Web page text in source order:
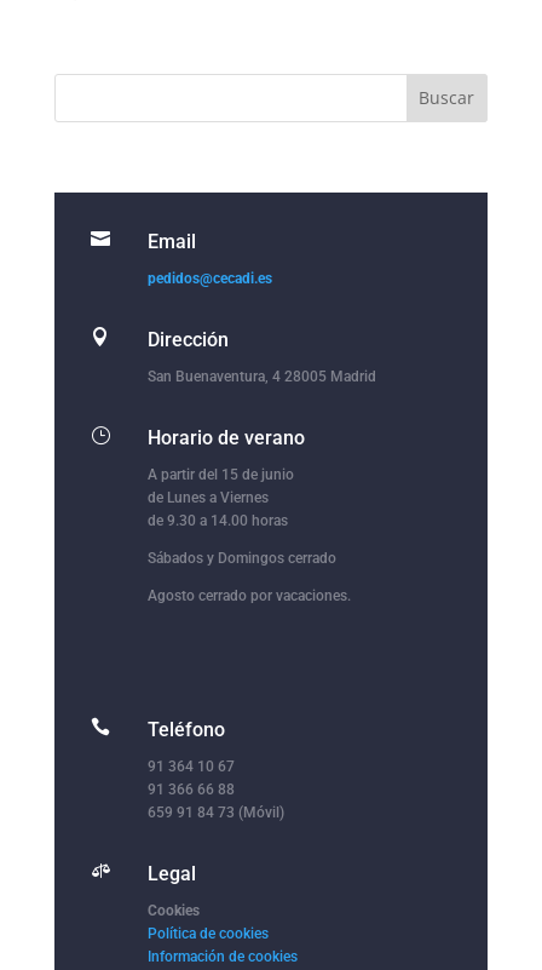
 Email
pedidos@cecadi.es
 Dirección
San Buenaventura, 4 28005 Madrid
} Horario de verano
A partir del 15 de junio
de Lunes a Viernes
de 9.30 a 14.00 horas
Sábados y Domingos cerrado
Agosto cerrado por vacaciones.
 Teléfono
91 364 10 67
91 366 66 88
659 91 84 73 (Móvil)
 Legal
Cookies
Política de cookies
Información de cookies